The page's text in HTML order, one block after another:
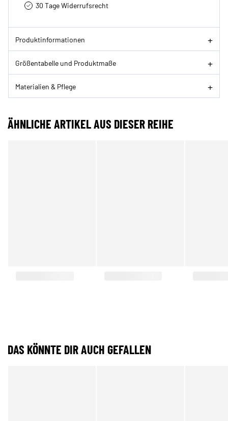
30 Tage Widerrufsrecht
Produktinformationen
Größentabelle und Produktmaße
Materialien & Pflege
ÄHNLICHE ARTIKEL AUS DIESER REIHE
DAS KÖNNTE DIR AUCH GEFALLEN